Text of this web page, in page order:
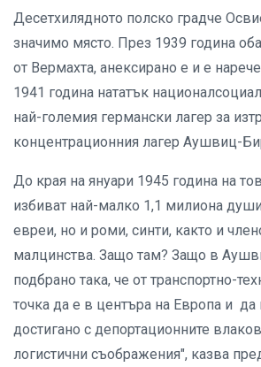
Десетхилядното полско градче
значимо място. През 1939 година
от Вермахта, анексирано е и е
1941 година нататък
най-големия германски лагер за
концентрационния лагер Аушвиц-
До края на януари 1945 година на
избиват най-малко 1,1 милиона
евреи, но и роми, синти, както и
малцинства. Защо там? Защо в
подбрано така, че от транспортно-
точка да е в центъра на Европа и
достигано с депортационните
логистични съображения", казва